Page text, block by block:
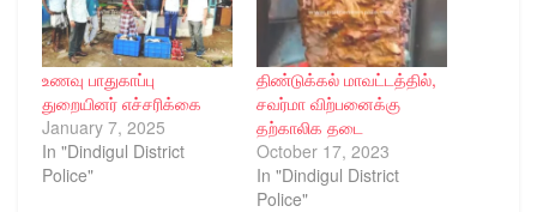
உணவு பாதுகாப்பு
துறையினர் எச்சரிக்கை
January 7, 2025
In "Dindigul District
Police"
திண்டுக்கல் மாவட்டத்தில்,
சவர்மா விற்பனைக்கு
தற்காலிக தடை
October 17, 2023
In "Dindigul District
Police"